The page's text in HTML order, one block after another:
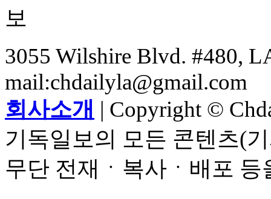
3055 Wilshire Blvd. #480,
mail:chdailyla@gmail.com
회사소개 | Copyright ©
기독일보의 모든 콘텐츠(
무단 전재ㆍ복사ㆍ배포 등